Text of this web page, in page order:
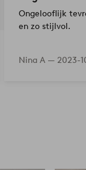
Ongelooflijk
en zo stijlvol.
Nina A — 2023-